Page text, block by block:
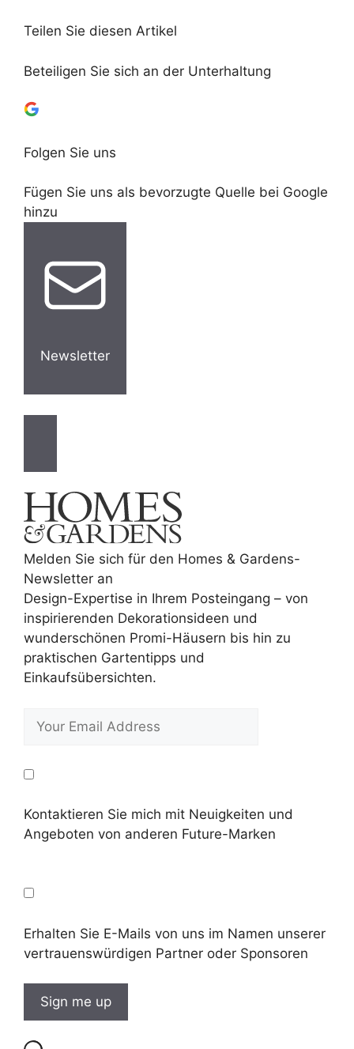
Teilen Sie diesen Artikel
Beteiligen Sie sich an der Unterhaltung
Folgen Sie uns
Fügen Sie uns als bevorzugte Quelle bei Google
hinzu
Newsletter
Melden Sie sich für den Homes & Gardens-
Newsletter an
Design-Expertise in Ihrem Posteingang – von
inspirierenden Dekorationsideen und
wunderschönen Promi-Häusern bis hin zu
praktischen Gartentipps und
Einkaufsübersichten.
Kontaktieren Sie mich mit Neuigkeiten und
Angeboten von anderen Future-Marken
Erhalten Sie E-Mails von uns im Namen unserer
vertrauenswürdigen Partner oder Sponsoren